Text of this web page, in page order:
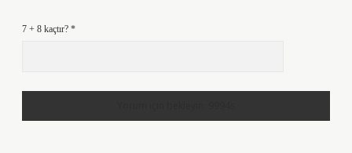
7 + 8 kaçtır? *